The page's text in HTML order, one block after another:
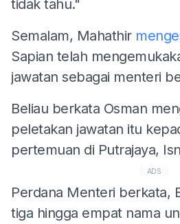
tidak tahu."
Semalam, Mahathir
Sapian telah
jawatan sebagai menteri
Beliau berkata Osman
peletakan jawatan itu
pertemuan di Putrajaya,
ADS
Perdana Menteri berkata,
tiga hingga empat nama